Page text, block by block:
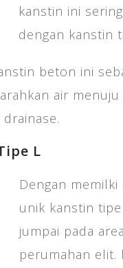
kanstin ini
dengan kanstin
beton ini
air
L
Dengan memilki
unik kanstin
jumpai pada
perumahan elit.